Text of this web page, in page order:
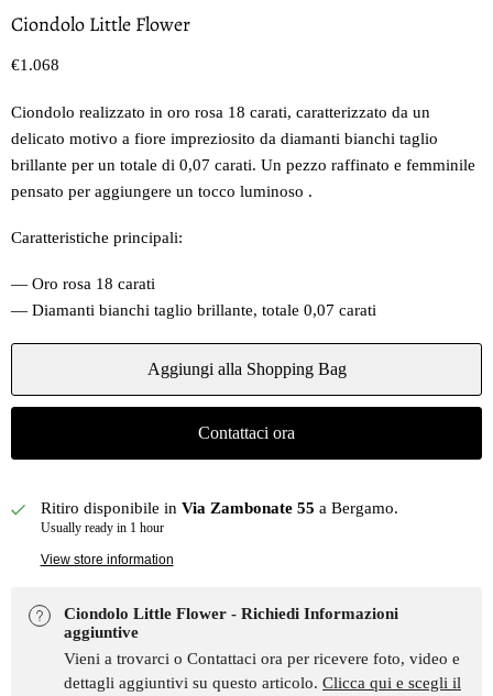
Ciondolo Little Flower
Prezzo oggi
€1.068
Ciondolo realizzato in oro rosa 18 carati, caratterizzato da un
delicato motivo a fiore impreziosito da diamanti bianchi taglio
brillante per un totale di 0,07 carati. Un pezzo raffinato e femminile
pensato per aggiungere un tocco luminoso .
Caratteristiche principali:
— Oro rosa 18 carati
— Diamanti bianchi taglio brillante, totale 0,07 carati
Aggiungi alla Shopping Bag
Contattaci ora
Ritiro disponibile in Via Zambonate 55 a Bergamo.
Usually ready in 1 hour
View store information
Ciondolo Little Flower - Richiedi Informazioni
aggiuntive
Vieni a trovarci o Contattaci ora per ricevere foto, video e
dettagli aggiuntivi su questo articolo. Clicca qui e scegli il